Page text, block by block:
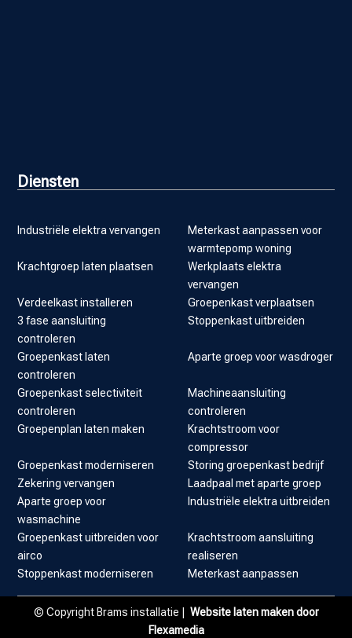
Diensten
Industriële elektra vervangen
Meterkast aanpassen voor
warmtepomp woning
Krachtgroep laten plaatsen
Werkplaats elektra
vervangen
Verdeelkast installeren
Groepenkast verplaatsen
3 fase aansluiting
controleren
Stoppenkast uitbreiden
Groepenkast laten
controleren
Aparte groep voor wasdroger
Groepenkast selectiviteit
controleren
Machineaansluiting
controleren
Groepenplan laten maken
Krachtstroom voor
compressor
Groepenkast moderniseren
Storing groepenkast bedrijf
Zekering vervangen
Laadpaal met aparte groep
Aparte groep voor
wasmachine
Industriële elektra uitbreiden
Groepenkast uitbreiden voor
airco
Krachtstroom aansluiting
realiseren
Stoppenkast moderniseren
Meterkast aanpassen
© Copyright Brams installatie | Website laten maken door
Flexamedia